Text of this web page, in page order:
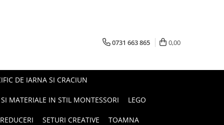
0731 663 865 0,00
DE IARNA SI CRACIUN
MATERIALE IN STIL MONTESSORI LEGO
REDUCERI SETURI CREATIVE TOAMNA